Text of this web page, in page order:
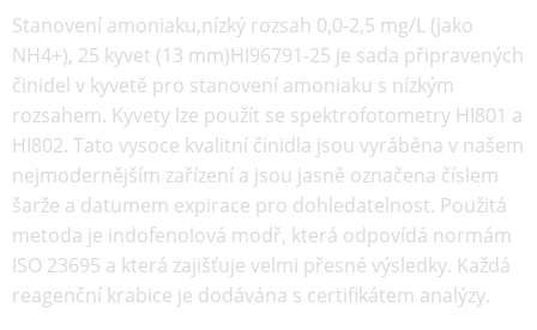
Stanovení amoniaku,nízký rozsah 0,0-2,5 mg/L (jako
NH4+), 25 kyvet (13 mm)HI96791-25 je sada připravených
činidel v kyvetě pro stanovení amoniaku s nízkým
rozsahem. Kyvety lze použít se spektrofotometry HI801 a
HI802. Tato vysoce kvalitní činidla jsou vyráběna v našem
nejmodernějším zařízení a jsou jasně označena číslem
šarže a datumem expirace pro dohledatelnost. Použitá
metoda je indofenolová modř, která odpovídá normám
ISO 23695 a která zajišťuje velmi přesné výsledky. Každá
reagenční krabice je dodávána s certifikátem analýzy.